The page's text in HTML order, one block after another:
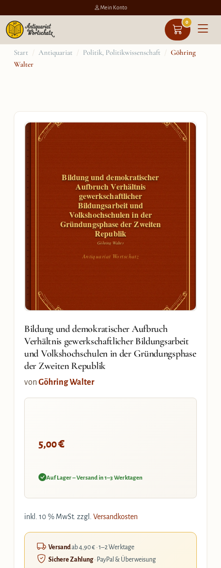
Mein Konto
0
Zum
Inhalt
Start / Antiquariat / Politik, Politikwissenschaft / Göhring
Walter
Bildung und demokratischer
Aufbruch Verhältnis
gewerkschaftlicher
Bildungsarbeit und
Volkshochschulen in der
Gründungsphase der Zweiten
Republik
Göhring Walter
Antiquariat Wortschatz
Bildung und demokratischer Aufbruch
Verhältnis gewerkschaftlicher Bildungsarbeit
und Volkshochschulen in der Gründungsphase
der Zweiten Republik
von Göhring Walter
5,00€
Auf Lager – Versand in 1–3 Werktagen
inkl. 10 % MwSt. zzgl. Versandkosten
Versandab 4,90 € · 1–2 Werktage
Sichere Zahlung· PayPal & Überweisung